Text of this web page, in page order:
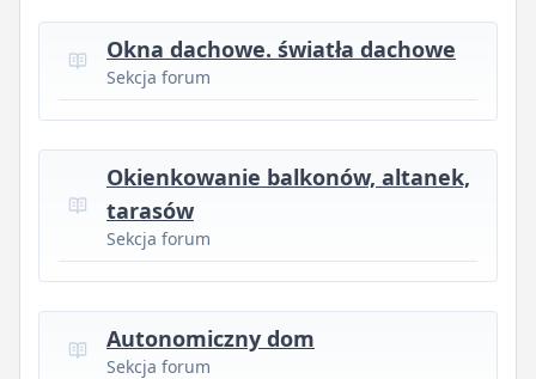
Okna dachowe. światła dachowe
Sekcja forum
Okienkowanie balkonów, altanek,
tarasów
Sekcja forum
Autonomiczny dom
Sekcja forum